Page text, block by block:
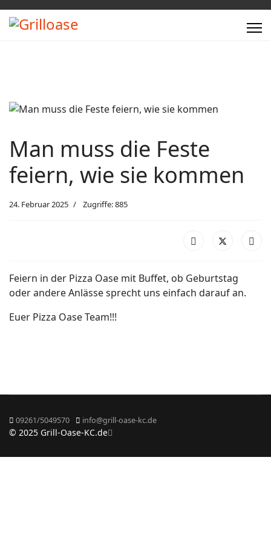
Man muss die Feste
feiern, wie sie kommen
24. Februar 2025 Zugriffe: 885
Feiern in der Pizza Oase mit Buffet, ob Geburtstag
oder andere Anlässe sprecht uns einfach darauf an.
Euer Pizza Oase Team!!!
09261/5049570 info@grill-oase-kc.de
© 2025 Grill-Oase-KC.de